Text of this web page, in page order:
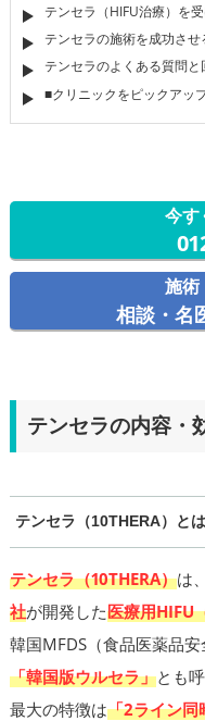
テンセラ（HIFU治療）を
テンセラの施術を成功させ
テンセラのよくある質問と
■クリニックをピックアッ
今す
施術
相談・名
テンセラの内容・
テンセラ（10THERA）とは
テンセラ（10THERA）は
社が開発した医療用HIFU
韓国MFDS（食品医薬品安
「韓国版ウルセラ」とも
最大の特徴は「2ライン同